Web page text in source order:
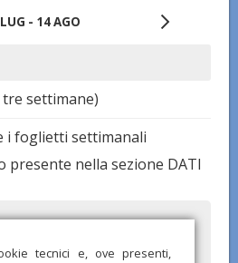
tecnici e, ove presenti,
- 14 AGO
settimane)
i foglietti settimanali
presente nella sezione DATI